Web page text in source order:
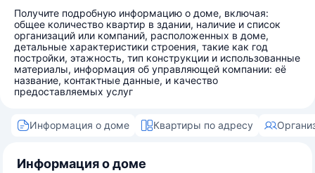
Получите подробную информацию о доме, включая:
общее количество квартир в здании, наличие и список
организаций или компаний, расположенных в доме,
детальные характеристики строения, такие как год
постройки, этажность, тип конструкции и использованные
материалы, информация об управляющей компании: её
название, контактные данные, и качество
предоставляемых услуг
Информация о доме Квартиры по адресу
Информация о доме